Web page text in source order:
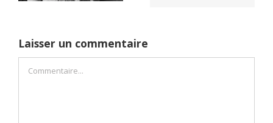
Laisser un commentaire